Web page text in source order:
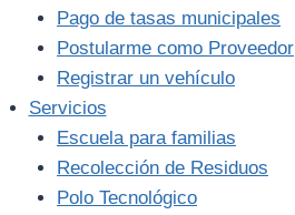
Pago de tasas municipales
Postularme como Proveedor
Registrar un vehículo
Servicios
Escuela para familias
Recolección de Residuos
Polo Tecnológico